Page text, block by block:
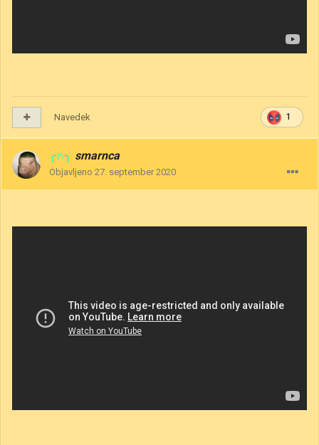
1
Navedek
╭∩╮ smarnca
Objavljeno 27. september 2020